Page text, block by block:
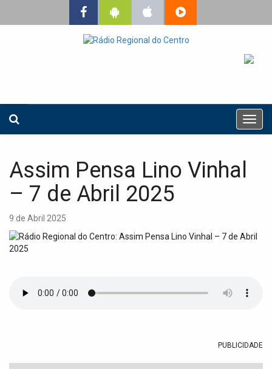
T
o
i
Assim Pensa Lino Vinhal
– 7 de Abril 2025
9 de Abril 2025
PUBLICIDADE